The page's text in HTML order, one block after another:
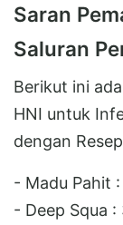
Saran
Saluran
Berikut ini
HNI untuk
dengan
- Madu Pahit
- Deep Squa